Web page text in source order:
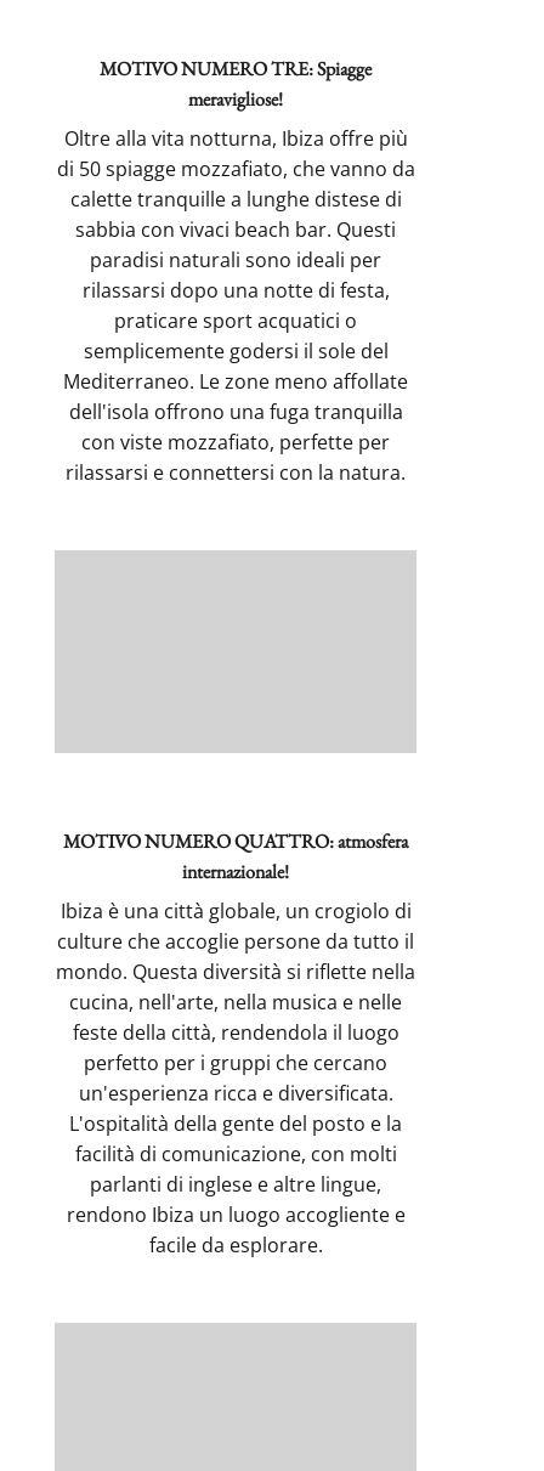
MOTIVO NUMERO TRE: Spiagge
meravigliose!
Oltre alla vita notturna, Ibiza offre più
di 50 spiagge mozzafiato, che vanno da
calette tranquille a lunghe distese di
sabbia con vivaci beach bar. Questi
paradisi naturali sono ideali per
rilassarsi dopo una notte di festa,
praticare sport acquatici o
semplicemente godersi il sole del
Mediterraneo. Le zone meno affollate
dell'isola offrono una fuga tranquilla
con viste mozzafiato, perfette per
rilassarsi e connettersi con la natura.
MOTIVO NUMERO QUATTRO: atmosfera
internazionale!
Ibiza è una città globale, un crogiolo di
culture che accoglie persone da tutto il
mondo. Questa diversità si riflette nella
cucina, nell'arte, nella musica e nelle
feste della città, rendendola il luogo
perfetto per i gruppi che cercano
un'esperienza ricca e diversificata.
L'ospitalità della gente del posto e la
facilità di comunicazione, con molti
parlanti di inglese e altre lingue,
rendono Ibiza un luogo accogliente e
facile da esplorare.